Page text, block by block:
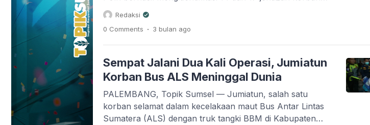
kecelakaan maut Bus Antar Lintas Sumatera (ALS)
dengan truk tangki BBM di Jalan Lintas Sumatera,
Kabupaten Musi Rawas Utara. Sementara itu, tiga jenazah
lainnya hingga kini masih menjalani proses pencocokan
DNA di Laboratorium […]
Redaksi
0 Comments . 3 bulan ago
Sempat Jalani Dua Kali Operasi, Jumiatun
Korban Bus ALS Meninggal Dunia
PALEMBANG, Topik Sumsel — Jumiatun, salah satu
korban selamat dalam kecelakaan maut Bus Antar Lintas
Sumatera (ALS) dengan truk tangki BBM di Kabupaten